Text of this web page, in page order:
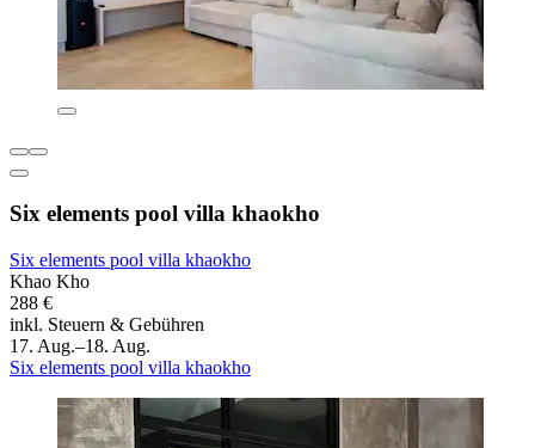
Six elements pool villa khaokho
Six elements pool villa khaokho
Khao Kho
288 €
inkl. Steuern & Gebühren
17. Aug.–18. Aug.
Six elements pool villa khaokho